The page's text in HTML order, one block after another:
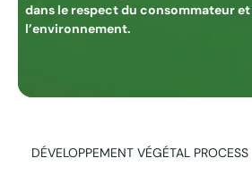
dans le respect du consommateur et
l’environnement.
DÉVELOPPEMENT VÉGÉTAL PROCESS